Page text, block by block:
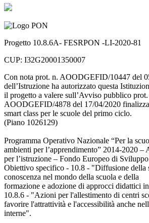
Progetto 10.8.6A- FESRPON -LI-2020-81
CUP: I32G20001350007
Con nota prot. n. AOODGEFID/10447 del
dell’Istruzione ha autorizzato questa
il progetto a valere sull’Avviso pubblico prot.
AOODGEFID/4878 del 17/04/2020
smart class per le scuole del primo ciclo.
(Piano 1026129)
Programma Operativo Nazionale “Per la
ambienti per l’apprendimento” 2014-2020 –
per l’istruzione – Fondo Europeo di
Obiettivo specifico - 10.8 - "Diffusione della
conoscenza nel mondo della scuola e della
formazione e adozione di approcci didattici
10.8.6 - "Azioni per l'allestimento di centri
favorire l'attrattività e l'accessibilità anche
interne".